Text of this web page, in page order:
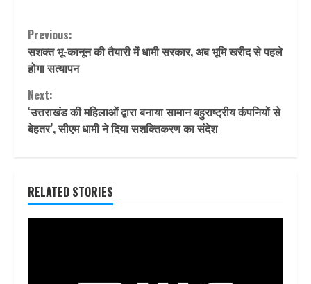
Continue
Reading
Previous:
सशक्त भू-कानून की तैयारी में धामी सरकार, अब भूमि खरीद से पहले
होगा सत्यापन
Next:
‘उत्तराखंड की महिलाओं द्वारा बनाया सामान बहुराष्ट्रीय कंपनियों से
बेहतर’, सीएम धामी ने दिया सशक्तिकरण का संदेश
RELATED STORIES